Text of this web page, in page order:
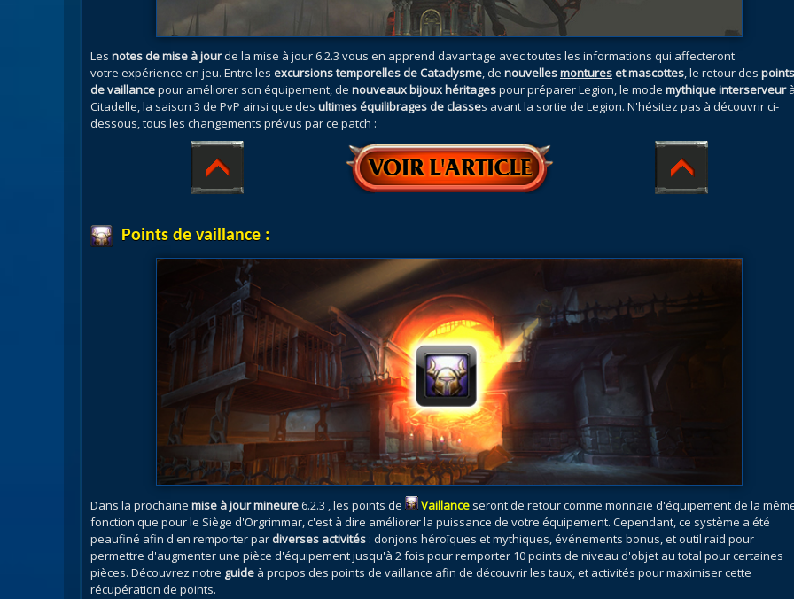
Les notes de mise à jourde la mise à jour 6.2.3 vous en apprend davantage avec toutes les informations qui affecteront
votre expérience en jeu. Entre les excursions temporelles de Cataclysme, de nouvellesmontureset mascottes, le retour des points
de vaillancepour améliorer son équipement, de nouveaux bijoux héritagespour préparer Legion, le mode mythique interserveur
Citadelle, la saison 3 de PvP ainsi que des ultimes équilibrages de classes avant la sortie de Legion. N'hésitez pas à découvrir ci-
dessous, tous les changements prévus par ce patch :
Points de vaillance :
Dans la prochaine mise à jour mineure 6.2.3 , les points de Vaillance seront de retour comme monnaie d'équipement de la
fonction que pour le Siège d'Orgrimmar, c'est à dire améliorer la puissance de votre équipement. Cependant, ce système a été
peaufiné afin d'en remporter par diverses activités : donjons héroïques et mythiques, événements bonus, et outil raid pour
permettre d'augmenter une pièce d'équipement jusqu'à 2 fois pour remporter 10 points de niveau d'objet au total pour certaines
pièces. Découvrez notre guide à propos des points de vaillance afin de découvrir les taux, et activités pour maximiser cette
récupération de points.